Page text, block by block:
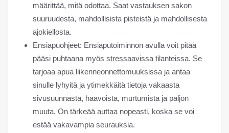
määrittää, mitä odottaa. Saat vastauksen sakon
suuruudesta, mahdollisista pisteistä ja mahdollisesta
ajokiellosta.
Ensiapuohjeet: Ensiaputoiminnon avulla voit pitää
pääsi puhtaana myös stressaavissa tilanteissa. Se
tarjoaa apua liikenneonnettomuuksissa ja antaa
sinulle lyhyitä ja ytimekkäitä tietoja vakaasta
sivusuunnasta, haavoista, murtumista ja paljon
muuta. On tärkeää auttaa nopeasti, koska se voi
estää vakavampia seurauksia.